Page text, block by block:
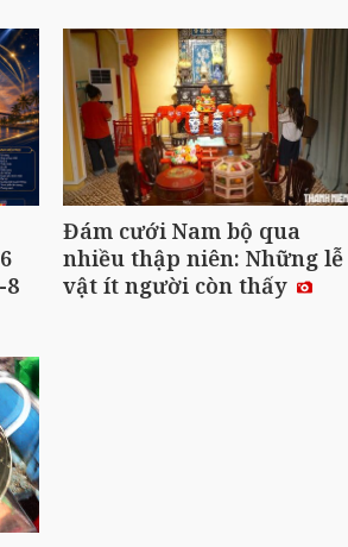
8
Đám cưới Nam bộ qua
nhiều thập niên: Những lễ
vật ít người còn thấy